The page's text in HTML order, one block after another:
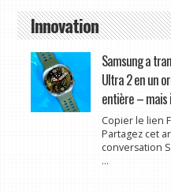
Innovation
Samsung a
Ultra 2 en un
entière – mais
Copier le lien
Partagez cet
conversation
...